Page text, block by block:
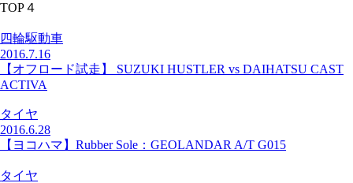
TOP４
四輪駆動車
2016.7.16
【オフロード試走】 SUZUKI HUSTLER vs DAIHATSU CAST
ACTIVA
タイヤ
2016.6.28
【ヨコハマ】Rubber Sole：GEOLANDAR A/T G015
タイヤ